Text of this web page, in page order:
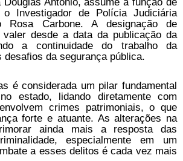
Investigador de Polícia Judiciária
Rosa Carbone. A designação de
desde a data da publicação da
a continuidade do trabalho da
desafios da segurança pública.
é considerada um pilar fundamental
estado, lidando diretamente com
crimes patrimoniais, o que
forte e atuante. As alterações na
ainda mais a resposta das
especialmente em um
a esses delitos é cada vez mais